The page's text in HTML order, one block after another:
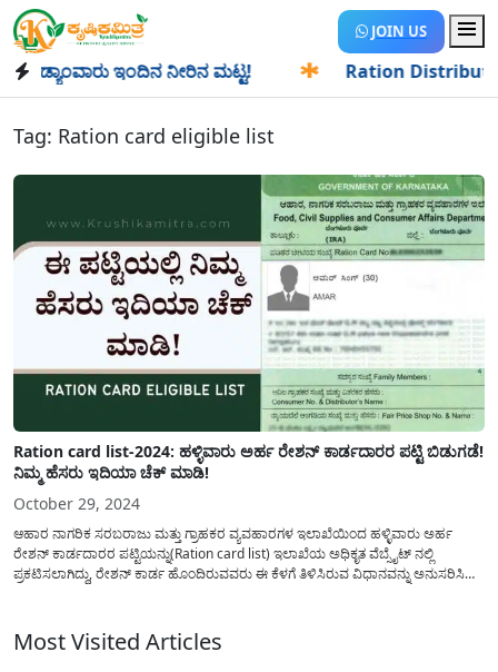
JOIN US
ಇಂದಿನ ನೀರಿನ ಮಟ್ಟ! Ration Distribution-
Tag: Ration card eligible list
Ration card list-2024: ಹಳ್ಳಿವಾರು ಅರ್ಹ ರೇಶನ್ ಕಾರ್ಡದಾರರ ಪಟ್ಟಿ ಬಿಡುಗಡೆ!
ನಿಮ್ಮ ಹೆಸರು ಇದಿಯಾ ಚೆಕ್ ಮಾಡಿ!
October 29, 2024
ಆಹಾರ ನಾಗರಿಕ ಸರಬರಾಜು ಮತ್ತು ಗ್ರಾಹಕರ ವ್ಯವಹಾರಗಳ ಇಲಾಖೆಯಿಂದ ಹಳ್ಳಿವಾರು ಅರ್ಹ
ರೇಶನ್ ಕಾರ್ಡದಾರರ ಪಟ್ಟಿಯನ್ನು(Ration card list) ಇಲಾಖೆಯ ಅಧಿಕೃತ ವೆಬ್ಸೈಟ್ ನಲ್ಲಿ
ಪ್ರಕಟಿಸಲಾಗಿದ್ದು, ರೇಶನ್ ಕಾರ್ಡ ಹೊಂದಿರುವವರು ಈ ಕೆಳಗೆ ತಿಳಿಸಿರುವ ವಿಧಾನವನ್ನು ಅನುಸರಿಸಿ
Most Visited Articles